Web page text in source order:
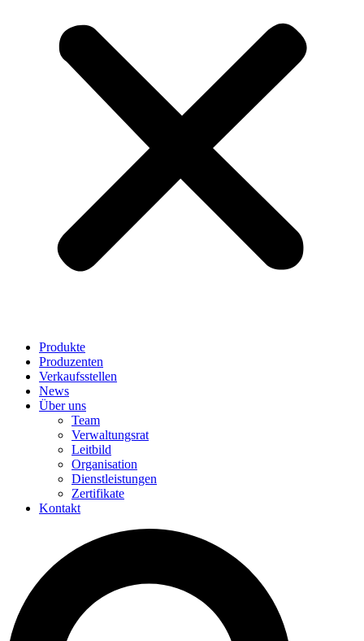
Produkte
Produzenten
Verkaufsstellen
News
Über uns
Team
Verwaltungsrat
Leitbild
Organisation
Dienstleistungen
Zertifikate
Kontakt